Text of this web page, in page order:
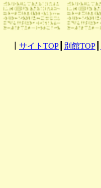
サイトTOP┃ 別館TOP┃